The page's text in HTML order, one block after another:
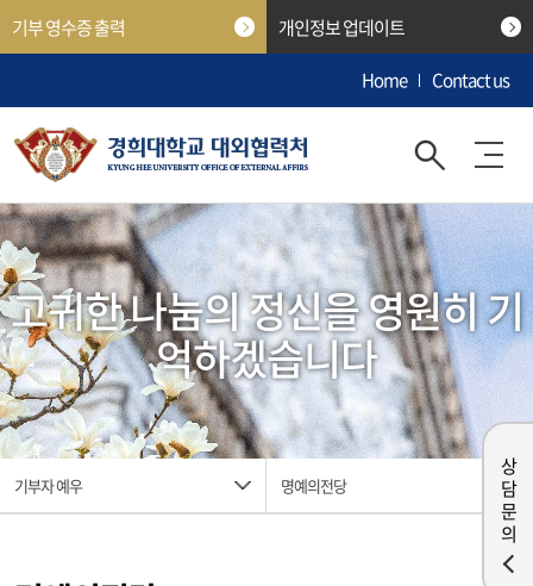
기부 영수증 출력 개인정보 업데이트
Home Contact us
상담 문의
고귀한 나눔의 정신을 영원히 기
억하겠습니다
기부자 예우 명예의전당